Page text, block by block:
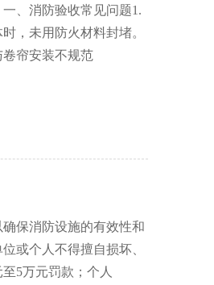
、消防验收常见问题1.
，未用防火材料封堵。
帘安装不规范
保消防设施的有效性和
或个人不得擅自损坏、
5万元罚款；个人